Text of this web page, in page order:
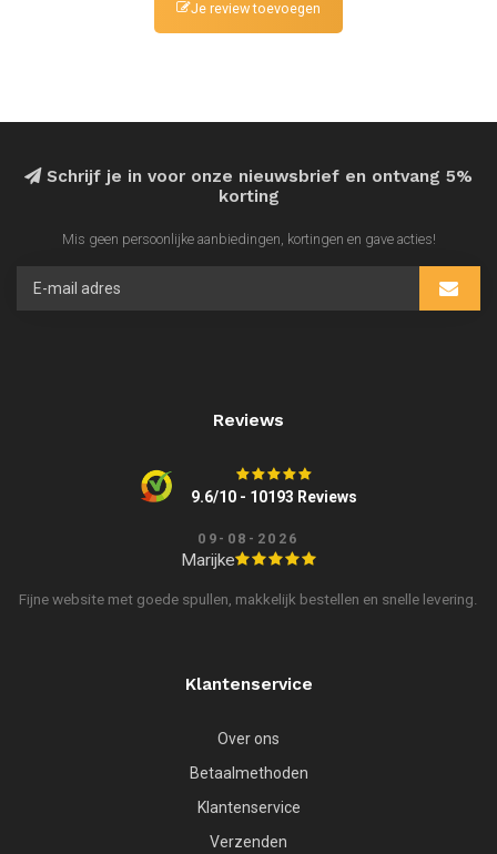
Je review toevoegen
Schrijf je in voor onze nieuwsbrief en ontvang 5%
korting
Mis geen persoonlijke aanbiedingen, kortingen en gave acties!
Reviews
9.6/10 - 10193 Reviews
09-08-2026
Marijke
Fijne website met goede spullen, makkelijk bestellen en snelle levering.
Klantenservice
Over ons
Betaalmethoden
Klantenservice
Verzenden